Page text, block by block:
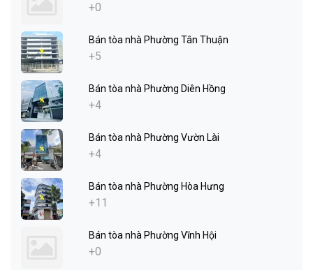
+0
Bán tòa nhà Phường Tân Thuận
+5
Bán tòa nhà Phường Diên Hồng
+4
Bán tòa nhà Phường Vườn Lài
+4
Bán tòa nhà Phường Hòa Hưng
+11
Bán tòa nhà Phường Vĩnh Hội
+0